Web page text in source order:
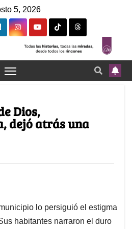
5, 2026
Dios,
dejó atrás una
lo persiguió el estigma
habitantes narraron el duro